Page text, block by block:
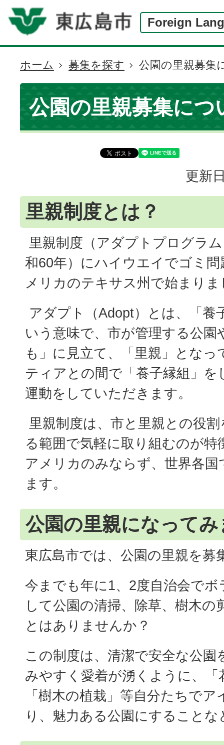
Foreign
現
在
位
置
ホーム 募集を探す 公園の里親募集
公園の里親募集につ
更新
里親制度とは？
里親制度（アダプトプログラ
和60年）にハイウエイでゴミ
メリカのテキサス州で始まりま
アダプト（Adopt）とは、「養
いう意味で、市が管理する公園
も」に見立て、「里親」とな
ティアとの間で「養子縁組」を
運動をしていただきます。
里親制度は、市と里親との役
る範囲で気軽に取り組むのが特
アメリカのみならず、世界各
ます。
公園の里親になって
東広島市では、公園の里親を募
今までも年に1、2度自治会で
して公園の清掃、除草、樹木の
とはありませんか？
この制度は、清潔で安全な公園
みやすく愛着が湧くように、「
「樹木の植栽」等自分たちで
り、魅力ある公園にすること